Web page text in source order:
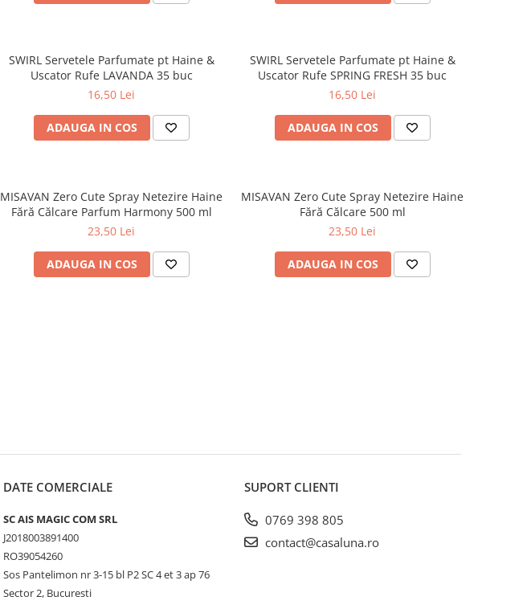
SWIRL Servetele Parfumate pt Haine &
Uscator Rufe LAVANDA 35 buc
16,50 Lei
ADAUGA IN COS
SWIRL Servetele Parfumate pt Haine &
Uscator Rufe SPRING FRESH 35 buc
16,50 Lei
ADAUGA IN COS
MISAVAN Zero Cute Spray Netezire Haine
Fără Călcare Parfum Harmony 500 ml
23,50 Lei
ADAUGA IN COS
MISAVAN Zero Cute Spray Netezire Haine
Fără Călcare 500 ml
23,50 Lei
ADAUGA IN COS
DATE COMERCIALE
SC AIS MAGIC COM SRL
J2018003891400
RO39054260
Sos Pantelimon nr 3-15 bl P2 SC 4 et 3 ap 76
Sector 2, Bucuresti
SUPORT CLIENTI
0769 398 805
contact@casaluna.ro